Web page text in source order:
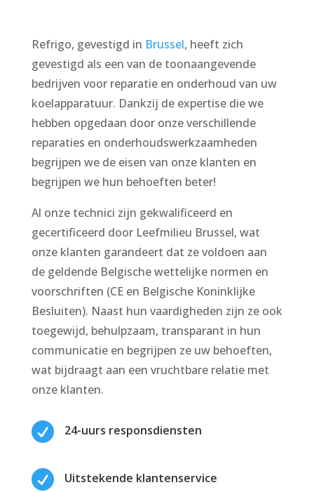
Refrigo, gevestigd in Brussel, heeft zich
gevestigd als een van de toonaangevende
bedrijven voor reparatie en onderhoud van uw
koelapparatuur. Dankzij de expertise die we
hebben opgedaan door onze verschillende
reparaties en onderhoudswerkzaamheden
begrijpen we de eisen van onze klanten en
begrijpen we hun behoeften beter!
Al onze technici zijn gekwalificeerd en
gecertificeerd door Leefmilieu Brussel, wat
onze klanten garandeert dat ze voldoen aan
de geldende Belgische wettelijke normen en
voorschriften (CE en Belgische Koninklijke
Besluiten). Naast hun vaardigheden zijn ze ook
toegewijd, behulpzaam, transparant in hun
communicatie en begrijpen ze uw behoeften,
wat bijdraagt aan een vruchtbare relatie met
onze klanten.
 24-uurs responsdiensten
 Uitstekende klantenservice